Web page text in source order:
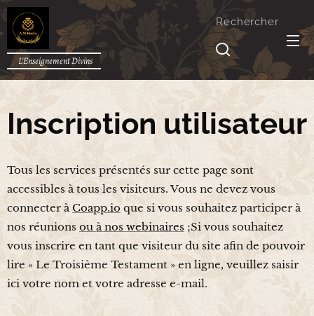
L'Enseignement Divins
Rechercher
Inscription utilisateur
Tous les services présentés sur cette page sont
accessibles à tous les visiteurs. Vous ne devez vous
connecter àCoapp.ioque si vous souhaitez participer à
nos réunions ou à nos webinaires ;Si vous souhaitez
vous inscrire en tant que visiteur du site afin de pouvoir
lire « Le Troisième Testament » en ligne, veuillez saisir
ici votre nom et votre adresse e-mail.